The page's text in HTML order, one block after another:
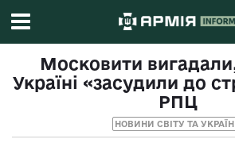
Московити
Україні «засудили до
РПЦ
НОВИНИ СВІТУ ТА